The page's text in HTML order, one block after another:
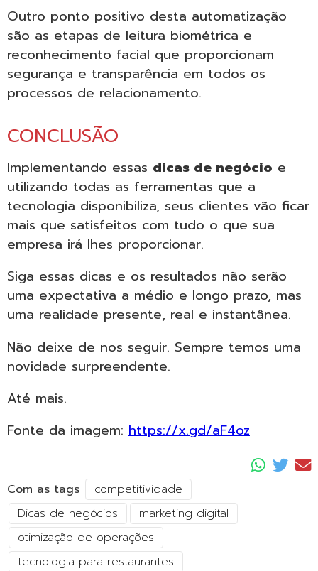
Outro ponto positivo desta automatização
são as etapas de leitura biométrica e
reconhecimento facial que proporcionam
segurança e transparência em todos os
processos de relacionamento.
CONCLUSÃO
Implementando essas dicas de negócio e
utilizando todas as ferramentas que a
tecnologia disponibiliza, seus clientes vão ficar
mais que satisfeitos com tudo o que sua
empresa irá lhes proporcionar.
Siga essas dicas e os resultados não serão
uma expectativa a médio e longo prazo, mas
uma realidade presente, real e instantânea.
Não deixe de nos seguir. Sempre temos uma
novidade surpreendente.
Até mais.
Fonte da imagem: https://x.gd/aF4oz
Com as tags
competitividade
Dicas de negócios
marketing digital
otimização de operações
tecnologia para restaurantes